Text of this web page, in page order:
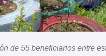
de 55 beneficiarios entre